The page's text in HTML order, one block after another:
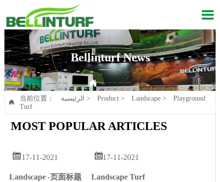

Bellinturf News


当前位置： الرئيسية > Product> Landscape>
Playground
Turf
MOST POPULAR ARTICLES
17-11-2021
Landscape -页面标题
17-11-2021
Landscape Turf